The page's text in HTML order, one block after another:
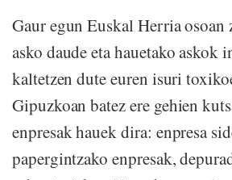
Gaur egun Euskal Herria osoan
asko daude eta hauetako askok
kaltetzen dute euren isuri
Gipuzkoan batez ere gehien
enpresak hauek dira: enpresa
papergintzako enpresak,